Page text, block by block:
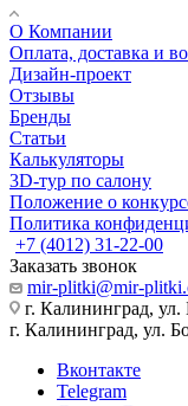
О Компании
Оплата, доставка и
Дизайн-проект
Отзывы
Бренды
Статьи
Калькуляторы
3D-тур по салону
Положение о
Политика
+7 (4012) 31-22-00
Заказать звонок
mir-plitki@mir-
г. Калининград,
г. Калининград, ул.
Вконтакте
Telegram